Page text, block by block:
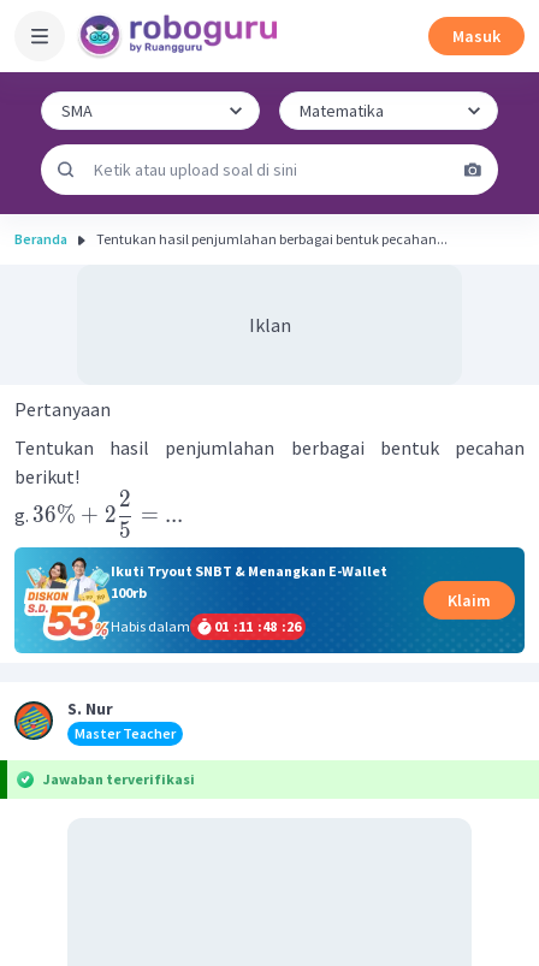
Masuk
Beranda Tentukan hasil penjumlahan berbagai bentuk pecahan...
Iklan
Pertanyaan
Tentukan hasil penjumlahan berbagai bentuk pecahan
berikut!
g. 36% + 2
5
2
= ...
Ikuti Tryout SNBT & Menangkan E-Wallet
100rb
Habis dalam
01 :11 :48 :26
Klaim
S. Nur
Master Teacher
Jawaban terverifikasi